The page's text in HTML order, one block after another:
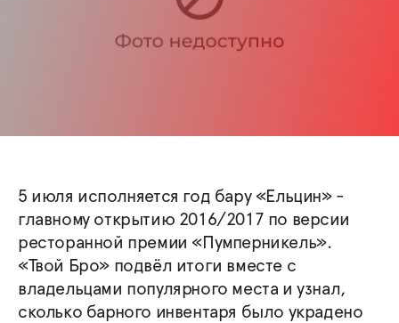
5 июля исполняется год бару «Ельцин» -
главному открытию 2016/2017 по версии
ресторанной премии «Пумперникель».
«Твой Бро» подвёл итоги вместе с
владельцами популярного места и узнал,
сколько барного инвентаря было украдено